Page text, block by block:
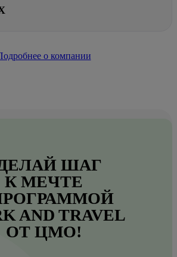
о компании
ШАГ
К МЕЧТЕ
AND TRAVEL
ОТ ЦМО!